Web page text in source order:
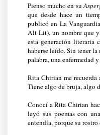
Pienso mucho en su
que desde hace un
publicó en La
Alt Lit), un nombre que
esta generación literaria
haberse leído. Sin tener
palabra, una enfermedad
Rita Chirian me
Tiene algo de bruja, algo
Conocí a Rita Chirian
leyó sus poemas con
entendía, porque su